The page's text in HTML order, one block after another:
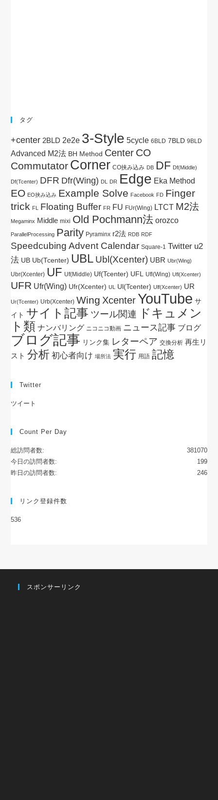
タグ
+center 2BLD 2e2e 3-Style 5cycle 6BLD 7BLD 9BLD
Advanced M2法 BH Method Center CO
Commutator Corner CO挟み込み DB DF Df(Middle)
Df(Tcenter) DFR Dfr(Wing) DL DR Edge Eka Method
EO EO挟み込み Example Solve Facebook FD Finger
trick FL Floating Buffer FR FU FUr(Wing) LTCT M2法
Megaminx Middle mixi Old Pochmann法 orozco
ParallelProcessing Parity Pyraminx r2法 RDB RDF
Speedcubing Advent Calendar Square-1 Twitter u2
法 UB Ub(Tcenter) UBL Ubl(Xcenter) UBR Ubr(Wing)
Ubr(Xcenter) UF Uf(Middle) Uf(Tcenter) UFL Ufl(Wing) Ufl(Xcenter)
UFR Ufr(Wing) Ufr(Xcenter) UL Ul(Tcenter) Ulf(Xcenter) UR
Ur(Tcenter) Urb(Xcenter) Wing Xcenter YouTube サ
イト サイト記事 ツール関連
ドキュメン
ト類 ナンバリング ニコニコ動画 ニュース記事 ブログ
ブログ記事 リンク集 レターペア 交換分析 再生リ
スト 分析 初心者向け 場所法 実行 用語 記憶
Twitter
ツイート
Count Per Day
381070
総訪問者数:
199
今日の訪問者数:
246
昨日の訪問者数:
リンク登録件数
536
スポンサーリンク